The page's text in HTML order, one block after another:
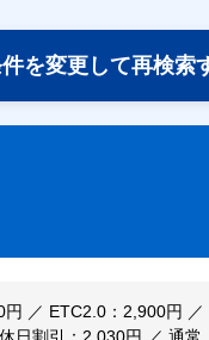
を変更して再検索
／ ETC2.0：2,900円 ／